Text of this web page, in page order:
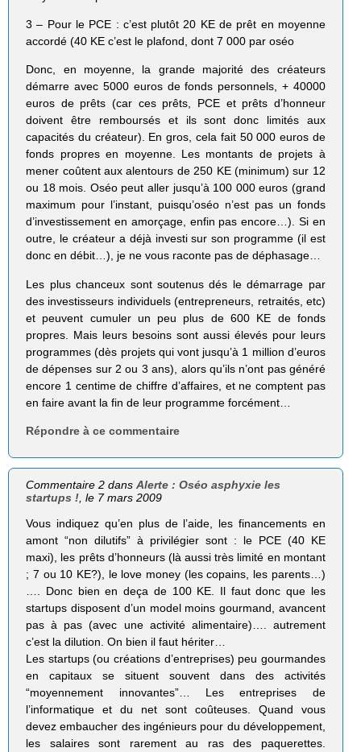
3 – Pour le PCE : c’est plutôt 20 KE de prêt en moyenne
accordé (40 KE c’est le plafond, dont 7 000 par oséo
Donc, en moyenne, la grande majorité des créateurs
démarre avec 5000 euros de fonds personnels, + 40000
euros de prêts (car ces prêts, PCE et prêts d’honneur
doivent être remboursés et ils sont donc limités aux
capacités du créateur). En gros, cela fait 50 000 euros de
fonds propres en moyenne. Les montants de projets à
mener coûtent aux alentours de 250 KE (minimum) sur 12
ou 18 mois. Oséo peut aller jusqu’à 100 000 euros (grand
maximum pour l’instant, puisqu’oséo n’est pas un fonds
d’investissement en amorçage, enfin pas encore…). Si en
outre, le créateur a déjà investi sur son programme (il est
donc en débit…), je ne vous raconte pas de déphasage…
Les plus chanceux sont soutenus dés le démarrage par
des investisseurs individuels (entrepreneurs, retraités, etc)
et peuvent cumuler un peu plus de 600 KE de fonds
propres. Mais leurs besoins sont aussi élevés pour leurs
programmes (dès projets qui vont jusqu’à 1 million d’euros
de dépenses sur 2 ou 3 ans), alors qu’ils n’ont pas généré
encore 1 centime de chiffre d’affaires, et ne comptent pas
en faire avant la fin de leur programme forcément…
Répondre à ce commentaire
Commentaire 2 dansAlerte : Oséo asphyxie les
startups ! , le 7 mars 2009
Vous indiquez qu’en plus de l’aide, les financements en
amont “non dilutifs” à privilégier sont : le PCE (40 KE
maxi), les prêts d’honneurs (là aussi très limité en montant
; 7 ou 10 KE?), le love money (les copains, les parents…)
…. Donc bien en deça de 100 KE. Il faut donc que les
startups disposent d’un model moins gourmand, avancent
pas à pas (avec une activité alimentaire)…. autrement
c’est la dilution. On bien il faut hériter…
Les startups (ou créations d’entreprises) peu gourmandes
en capitaux se situent souvent dans des activités
“moyennement innovantes”… Les entreprises de
l’informatique et du net sont coûteuses. Quand vous
devez embaucher des ingénieurs pour du développement,
les salaires sont rarement au ras des paquerettes.